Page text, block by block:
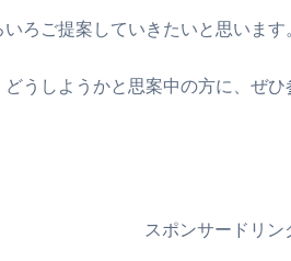
ろご提案していきたいと思います
うしようかと思案中の方に、ぜ
スポンサードリン